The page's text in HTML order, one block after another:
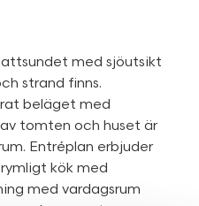
med sjöutsikt
strand finns.
beläget med
tomten och huset är
Entréplan erbjuder
kök med
med vardagsrum